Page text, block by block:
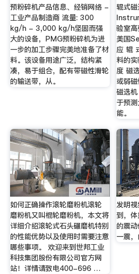
预粉碎机产品信息、经销网络 -
工业产品制造商 流量: 300
kg/h - 3,000 kg/h坚固而强
大的设备，PMG预粉碎机为进
一步的加工步骤完美地准备了材
料。该设备用途广泛，结构紧
凑，易于组合，配有带磁性滑轮
的输送带，从。
辊式
验室
美国
应 辊
料的
度 磁
或弱
磁选
于预
能。
如何正确操作滚轮磨粉机滚轮
磨粉机又叫棍轮磨粉机，本文将
详细介绍滚轮式石头碾磨机特别
的性能优势以及使用时需要注意
哪些事项。 欢迎来到世邦工业
科技集团股份有限公司官方网
站！详情请致电400-696 …
发明
到，
的震
一震，